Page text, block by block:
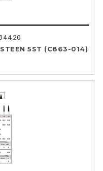
5ST (C863-014)